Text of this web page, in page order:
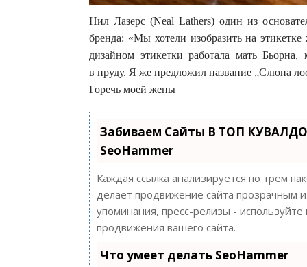
Нил Лазерс (Neal Lathers) один из
бренда: «Мы хотели изобразить на
дизайном этикетки работала мать
в пруду. Я же предложил название „Слюна
Горечь моей жены
Забиваем Сайты В ТОП
SeoHammer
Каждая ссылка анализируется по трем
делает продвижение сайта прозрачным
упоминания, пресс-релизы -
продвижения вашего сайта.
Что умеет делать SeoHammer